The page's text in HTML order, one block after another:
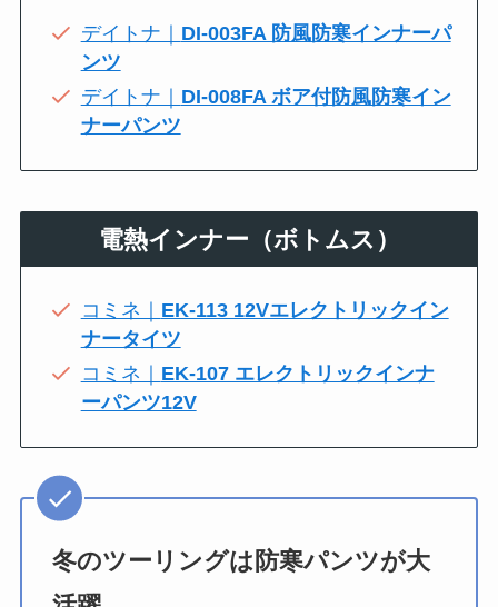
デイトナ｜ DI-003FA 防風防寒インナーパ
ンツ
デイトナ｜ DI-008FA ボア付防風防寒イン
ナーパンツ
電熱インナー（ボトムス）
コミネ｜ EK-113 12Vエレクトリックイン
ナータイツ
コミネ｜ EK-107 エレクトリックインナ
ーパンツ12V
冬のツーリングは防寒パンツが大